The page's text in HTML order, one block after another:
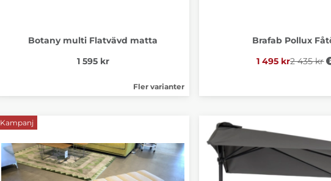
Botany multi Flatvävd matta
1 595 kr
Fler varianter
Brafab Pollux
1 495 kr2 435 kr
Kampanj